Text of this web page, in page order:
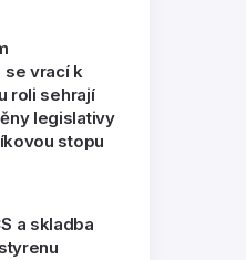
vrací k
roli sehrají
legislativy
stopu
a skladba